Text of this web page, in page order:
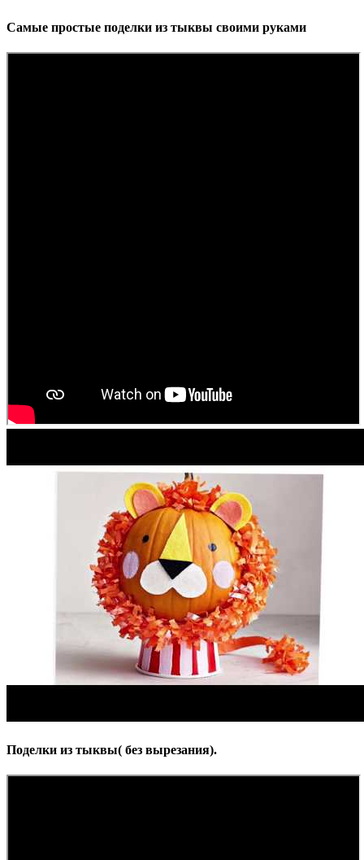
Самые простые поделки из тыквы своими руками
Поделки из тыквы( без вырезания).